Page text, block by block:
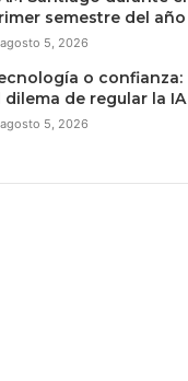
semestre del año
agosto 5, 2026
o confianza:
dilema de regular la IA
agosto 5, 2026